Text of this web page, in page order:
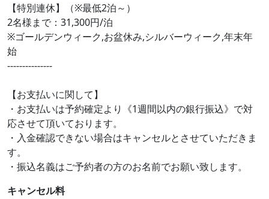
【特別連休】（※最低2泊～）
2名様まで：31,300円/泊
※ゴールデンウィーク,お盆休み,シルバーウィーク,年末年
始
---------------
【お支払いに関して】
・お支払いは予約確定より《1週間以内の銀行振込》で対
応させて頂いております。
・入金確認できない場合はキャンセルとさせていただきま
す。
・振込名義はご予約者の方のお名前でお願い致します。
キャンセル料